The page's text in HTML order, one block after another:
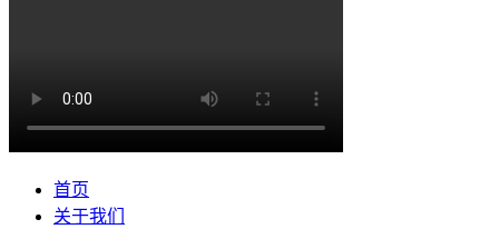
首页
关于我们